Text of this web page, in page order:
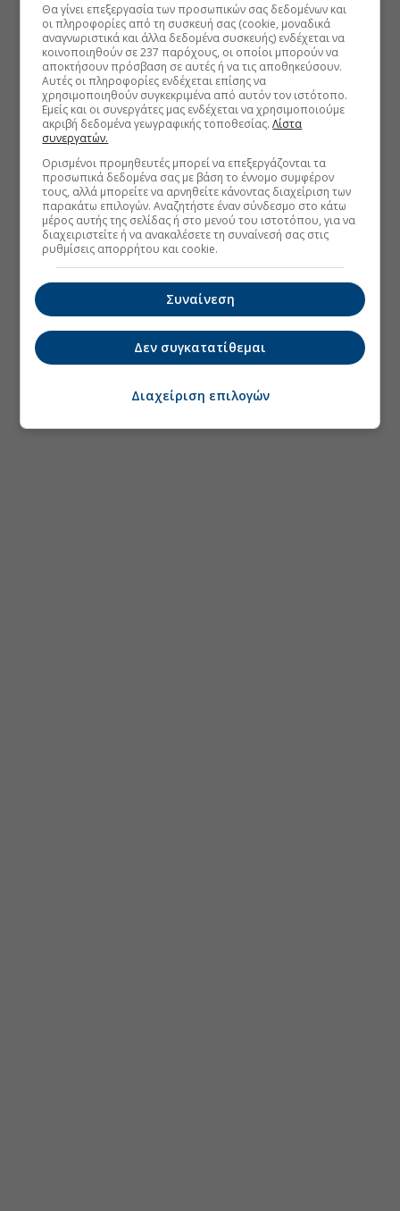
Θα γίνει επεξεργασία των προσωπικών σας δεδομένων και
οι πληροφορίες από τη συσκευή σας (cookie, μοναδικά
αναγνωριστικά και άλλα δεδομένα συσκευής) ενδέχεται να
κοινοποιηθούν σε 237 παρόχους, οι οποίοι μπορούν να
αποκτήσουν πρόσβαση σε αυτές ή να τις αποθηκεύσουν.
Αυτές οι πληροφορίες ενδέχεται επίσης να
χρησιμοποιηθούν συγκεκριμένα από αυτόν τον ιστότοπο.
Εμείς και οι συνεργάτες μας ενδέχεται να χρησιμοποιούμε
ακριβή δεδομένα γεωγραφικής τοποθεσίας.Λίστα
συνεργατών.
Ορισμένοι προμηθευτές μπορεί να επεξεργάζονται τα
προσωπικά δεδομένα σας με βάση το έννομο συμφέρον
τους, αλλά μπορείτε να αρνηθείτε κάνοντας διαχείριση των
παρακάτω επιλογών. Αναζητήστε έναν σύνδεσμο στο κάτω
μέρος αυτής της σελίδας ή στο μενού του ιστοτόπου, για να
διαχειριστείτε ή να ανακαλέσετε τη συναίνεσή σας στις
ρυθμίσεις απορρήτου και cookie.
Συναίνεση
Δεν συγκατατίθεμαι
Διαχείριση επιλογών